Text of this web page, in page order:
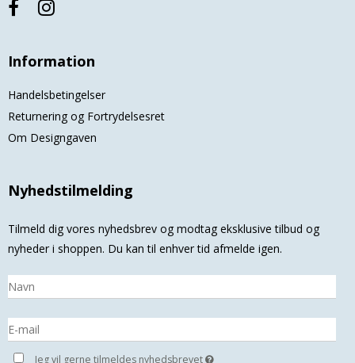
Information
Handelsbetingelser
Returnering og Fortrydelsesret
Om Designgaven
Nyhedstilmelding
Tilmeld dig vores nyhedsbrev og modtag eksklusive tilbud og
nyheder i shoppen. Du kan til enhver tid afmelde igen.
Jeg vil gerne tilmeldes nyhedsbrevet